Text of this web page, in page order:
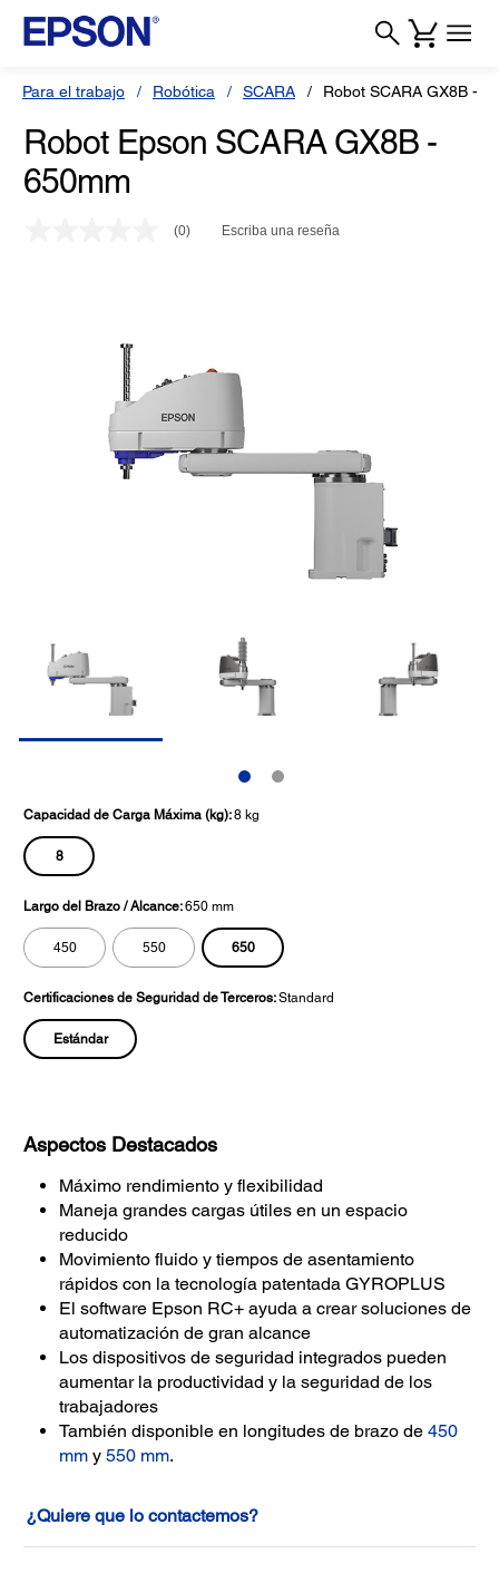
Para el trabajo Robótica SCARA Robot SCARA GX8B -
Robot Epson SCARA GX8B -
650mm
Sin
(0) Escriba una reseña
Capacidad de Carga Máxima (kg):8 kg
8
Largo del Brazo / Alcance:650 mm
450 550 650
Certificaciones de Seguridad de Terceros:Standard
Estándar
Aspectos Destacados
Máximo rendimiento y flexibilidad
Maneja grandes cargas útiles en un espacio
reducido
Movimiento fluido y tiempos de asentamiento
rápidos con la tecnología patentada GYROPLUS
El software Epson RC+ ayuda a crear soluciones de
automatización de gran alcance
Los dispositivos de seguridad integrados pueden
aumentar la productividad y la seguridad de los
trabajadores
También disponible en longitudes de brazo de 450
mm y 550 mm.
¿Quiere que lo contactemos?